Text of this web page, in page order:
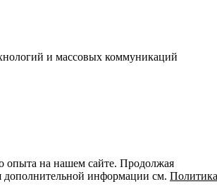
и массовых коммуникаций
опыта на нашем сайте. Продолжая
дополнительной информации см. Политика